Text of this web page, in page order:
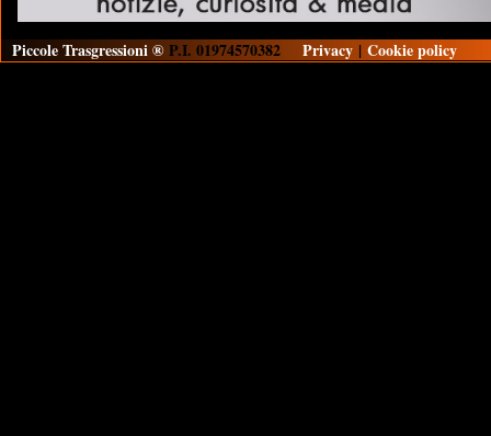
Piccole Trasgressioni ® P.I. 01974570382 Privacy | Cookie policy